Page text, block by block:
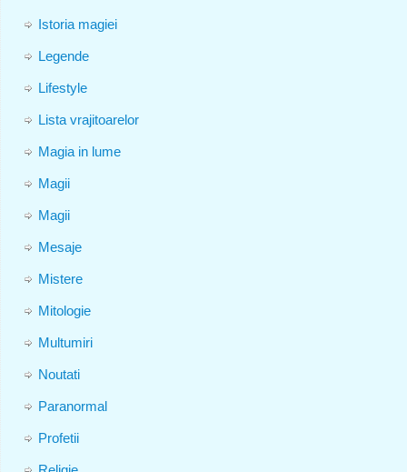
Istoria magiei
Legende
Lifestyle
Lista vrajitoarelor
Magia in lume
Magii
Magii
Mesaje
Mistere
Mitologie
Multumiri
Noutati
Paranormal
Profetii